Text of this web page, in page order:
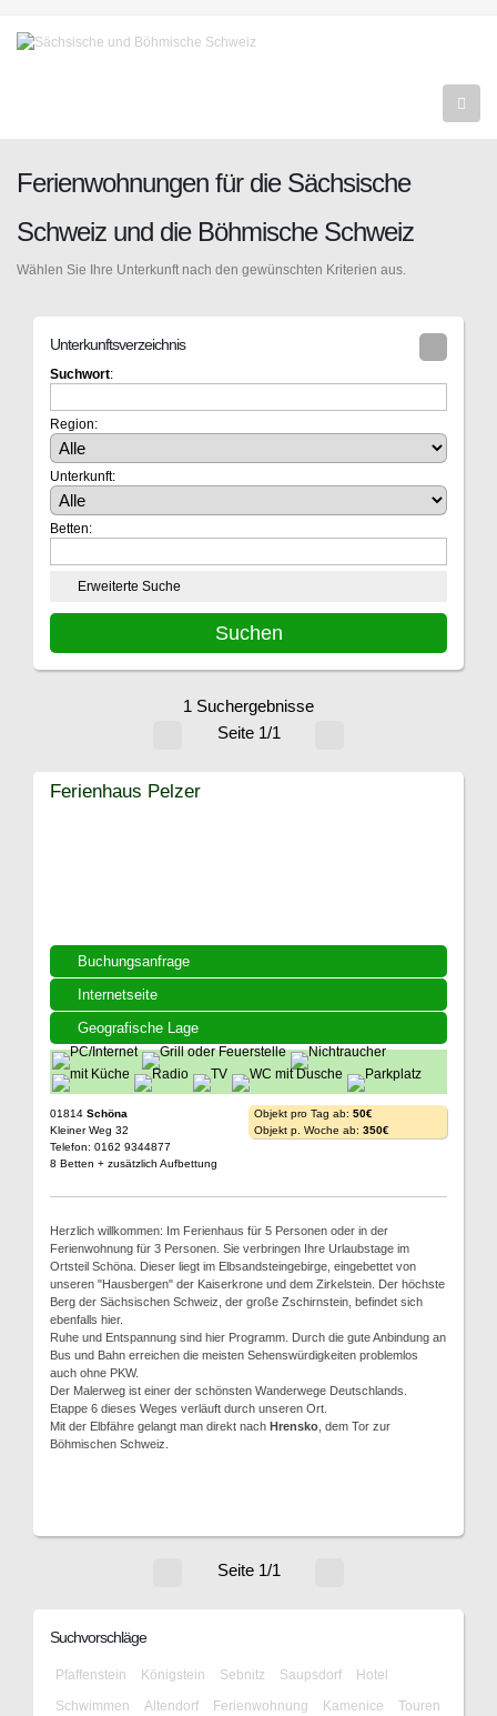
Ferienwohnungen für die Sächsische
Schweiz und die Böhmische Schweiz
Wählen Sie Ihre Unterkunft nach den gewünschten Kriterien aus.
Unterkunftsverzeichnis
Suchwort:
Region:
Unterkunft:
Betten:
Erweiterte Suche
1 Suchergebnisse
Seite 1/1
Buchungsanfrage
Internetseite
Geografische Lage
Ferienhaus Pelzer
01814 Schöna
Kleiner Weg 32
Telefon: 0162 9344877
8 Betten + zusätzlich Aufbettung
Objekt pro Tag ab: 50€
Objekt p. Woche ab: 350€
Herzlich willkommen: Im Ferienhaus für 5 Personen oder in der
Ferienwohnung für 3 Personen. Sie verbringen Ihre Urlaubstage im
Ortsteil Schöna. Dieser liegt im Elbsandsteingebirge, eingebettet von
unseren "Hausbergen" der Kaiserkrone und dem Zirkelstein. Der höchste
Berg der Sächsischen Schweiz, der große Zschirnstein, befindet sich
ebenfalls hier.
Ruhe und Entspannung sind hier Programm. Durch die gute Anbindung an
Bus und Bahn erreichen die meisten Sehenswürdigkeiten problemlos
auch ohne PKW.
Der Malerweg ist einer der schönsten Wanderwege Deutschlands.
Etappe 6 dieses Weges verläuft durch unseren Ort.
Mit der Elbfähre gelangt man direkt nach Hrensko , dem Tor zur
Böhmischen Schweiz.
Seite 1/1
Suchvorschläge
Pfaffenstein Königstein Sebnitz Saupsdorf
Hotel
Schwimmen
Altendorf Ferienwohnung Kamenice Touren